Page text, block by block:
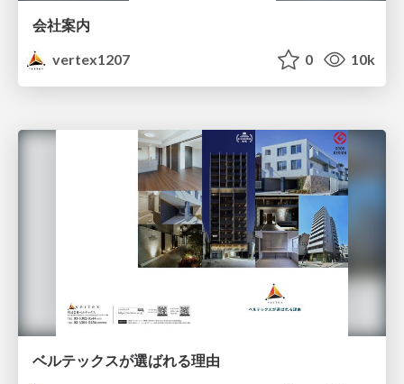
会社案内
vertex1207
0 10k
ベルテックスが選ばれる理由